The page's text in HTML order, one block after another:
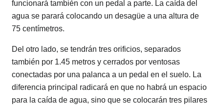
funcionará también con un pedal a parte. La caída del
agua se parará colocando un desagüe a una altura de
75 centímetros.
Del otro lado, se tendrán tres orificios, separados
también por 1.45 metros y cerrados por ventosas
conectadas por una palanca a un pedal en el suelo. La
diferencia principal radicará en que no habrá un espacio
para la caída de agua, sino que se colocarán tres pilares